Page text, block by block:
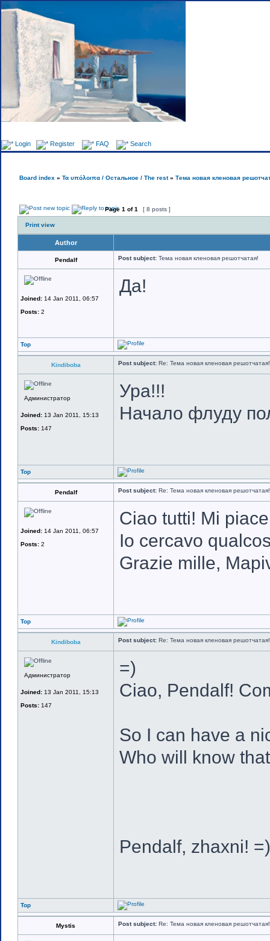
Login Register FAQ Search
Board index » Τα υπόλοιπα / Остальное / The rest» Тема новая кленовая
Page 1 of1 [ 8 posts ]
Print view
Author
Pendalf Post subject: Тема новая кленовая решотчатая!
Joined: 14 Jan 2011, 06:57
Posts: 2
Да!
Top
Kindiboba Post subject: Re: Тема новая кленовая решотчатая!
Администратор
Joined: 13 Jan 2011, 15:13
Posts: 147
Ура!!!
Начало флуду
Top
Pendalf Post subject: Re: Тема новая кленовая решотчатая!
Joined: 14 Jan 2011, 06:57
Posts: 2
Ciao tutti! Mi
Io cercavo
Grazie mille,
Top
Kindiboba Post subject: Re: Тема новая кленовая решотчатая!
Администратор
Joined: 13 Jan 2011, 15:13
Posts: 147
=)
Ciao, Pendalf!
So I can have a
Who will know
Pendalf, zhaxni! =)
Top
Mystis Post subject: Re: Тема новая кленовая решотчатая!